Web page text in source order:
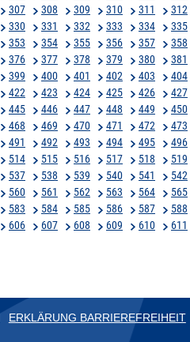
307 308 309 310 311 312
330 331 332 333 334 335
353 354 355 356 357 358
376 377 378 379 380 381
399 400 401 402 403 404
422 423 424 425 426 427
445 446 447 448 449 450
468 469 470 471 472 473
491 492 493 494 495 496
514 515 516 517 518 519
537 538 539 540 541 542
560 561 562 563 564 565
583 584 585 586 587 588
606 607 608 609 610 611
ERKLÄRUNG BARRIEREFREIHEIT